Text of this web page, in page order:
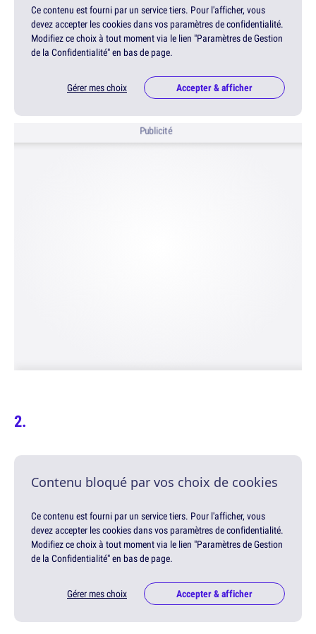
Ce contenu est fourni par un service tiers. Pour l'afficher, vous
devez accepter les cookies dans vos paramètres de confidentialité.
Modifiez ce choix à tout moment via le lien "Paramètres de Gestion
de la Confidentialité" en bas de page.
Gérer mes choix Accepter & afficher
Publicité
Contenu bloqué par vos choix de cookies
Ce contenu est fourni par un service tiers. Pour l'afficher, vous
devez accepter les cookies dans vos paramètres de confidentialité.
Modifiez ce choix à tout moment via le lien "Paramètres de Gestion
de la Confidentialité" en bas de page.
Gérer mes choix Accepter & afficher